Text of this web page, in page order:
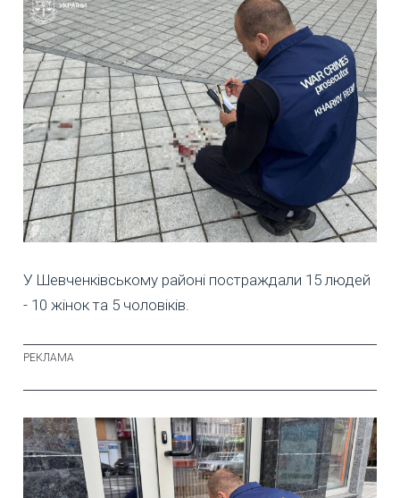
У Шевченківському районі постраждали 15 людей
- 10 жінок та 5 чоловіків.